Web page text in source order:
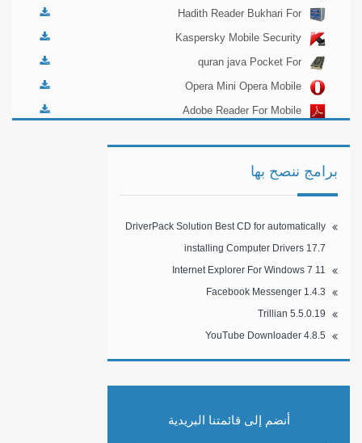
N70
Hadith Reader Bukhari For
Nokia N70
Kaspersky Mobile Security
10.4.47
quran java Pocket For
Mobile
Opera Mini Opera Mobile
11.00.11
Adobe Reader For Mobile
برامج ننصح بها
DriverPack Solution Best CD for automatically
installing Computer Drivers 17.7
Internet Explorer For Windows 7 11
Facebook Messenger 1.4.3
Trillian 5.5.0.19
YouTube Downloader 4.8.5
أنضم إلى قائمتنا البريدية